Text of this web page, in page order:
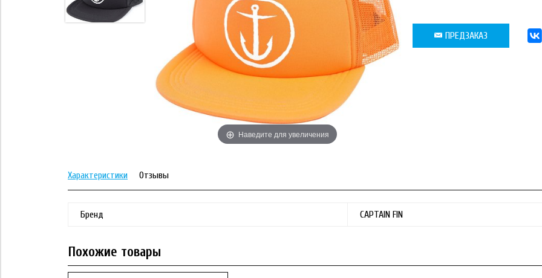
Наведите для увеличения
ПРЕДЗАКАЗ
Характеристики Отзывы
Бренд CAPTAIN FIN
Похожие товары